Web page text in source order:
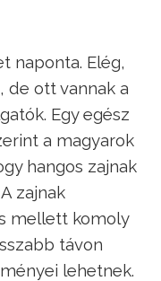
naponta. Elég,
de ott vannak a
Egy egész
a magyarok
hangos zajnak
zajnak
mellett komoly
távon
lehetnek.